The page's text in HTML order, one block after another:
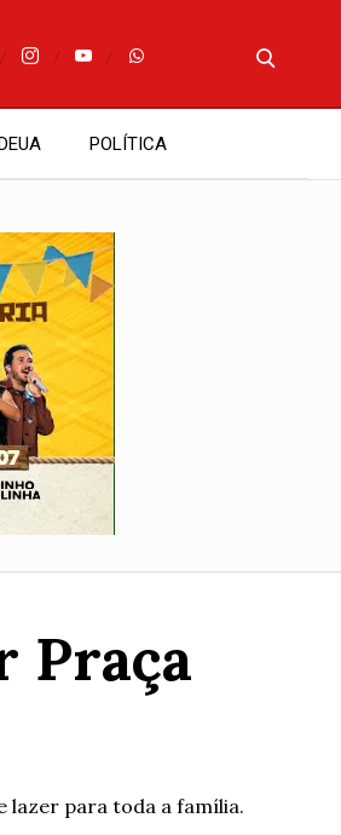
POLÍTICA
Praça
lazer para toda a família.